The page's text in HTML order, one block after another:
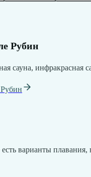
Рубин
сауна,
варианты